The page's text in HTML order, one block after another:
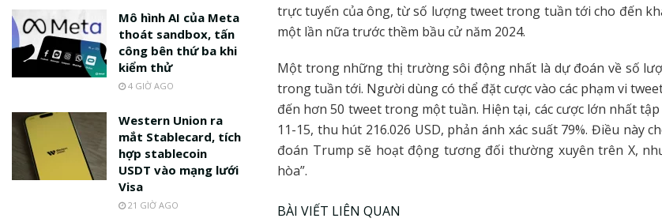
trực tuyến của ông, từ số lượng tweet trong tuần tới cho đến
một lần nữa trước thềm bầu cử năm 2024.
Một trong những thị trường sôi động nhất là dự đoán về số
trong tuần tới. Người dùng có thể đặt cược vào các phạm vi
đến hơn 50 tweet trong một tuần. Hiện tại, các cược lớn nhất
11-15, thu hút 216.026 USD, phản ánh xác suất 79%. Điều này
đoán Trump sẽ hoạt động tương đối thường xuyên trên X,
hòa”.
BÀI VIẾT LIÊN QUAN
Mô hình AI của Meta
thoát sandbox, tấn
công bên thứ ba khi
kiểm thử
4 GIỜ AGO
Western Union ra
mắt Stablecard, tích
hợp stablecoin
USDT vào mạng lưới
Visa
21 GIỜ AGO